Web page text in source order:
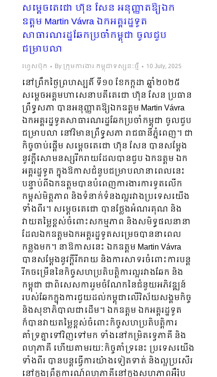
សម្ដេចតេជោ ហ៊ុន សែន អនុញ្ញាតឱ្យឯក
ឧត្តម Martin Vávra ឯកអគ្គរដ្ឋទូត
សាធារណរដ្ឋឆែកប្រចាំកម្ពុជា ចូលជួប
ជម្រាបលា
ហ្វេសប៊ុក By ក្រុមការងារ កម្ពុជាទស្សនៈថ្មី 10 July, 2025
នៅព្រឹកថ្ងៃព្រហស្បតិ៍ ទី១០ ខែកក្កដា ឆ្នាំ២០២៥
សម្ដេចអគ្គមហាសេនាបតីតេជោ ហ៊ុន សែន ប្រធាន
ព្រឹទ្ធសភា បានអនុញ្ញាតឱ្យឯកឧត្តម Martin Vávra
ឯកអគ្គរដ្ឋទូតសាធារណរដ្ឋឆែកប្រចាំកម្ពុជា ចូលជួប
ជម្រាបលា នៅវិមានព្រឹទ្ធសភា រាជធានីភ្នំពេញ។ ជា
កិច្ចចាប់ផ្តើម សម្ដេចតេជោ ហ៊ុន សែន បានសម្តែង
នូវក្តីសោមនស្សរីករាយដែលបានជួប ឯកឧត្តម ឯក
អគ្គរដ្ឋទូត ក្នុងឱកាសជំនួបជម្រាបលានាពេលនេះ
បន្ទាប់ពីឯកឧត្តមបានបំពេញការងារការទូតលើក
កម្ពស់មិត្តភាព និងទំនាក់ទំនងល្អរវាងប្រទេសយើង
ទាំងពីរ។ សម្តេចតេជោ បានថ្លែងអំណរគុណ និង
វាយតម្លៃខ្ពស់ចំពោះសកម្មភាព និងសមិទ្ធផលនានា
ដែលឯកឧត្តមឯកអគ្គរដ្ឋទូតសម្រេចបាននាពេល
កន្លងមក។ នាឱកាសនេះ ឯកឧត្តម Martin Vávra
បានសម្តែងនូវក្តីរីករាយ និងការសាទរចំពោះការបន្ត
រីកចម្រើននៃកិច្ចសហប្រតិបត្តិការល្អរវាងឆែក និង
កម្ពុជា ជាពិសេសការរួមចំណែកនៃជំនួយអភិវឌ្ឍន៍
របស់ឆែកក្នុងការជួយដល់កម្ពុជាលើវិស័យសង្គមកិច្ច
និងសុខាភិបាលជាដើម។ ឯកឧត្តម ឯកអគ្គរដ្ឋទូត
ក៏បានវាយតម្លៃខ្ពស់ចំពោះកិច្ចសហប្រតិបត្តិការ
គាំទ្រគ្នាទៅវិញទៅមក ទាំងនៅកម្រិតទ្វេភាគី និង
ពហុភាគី ហើយតាមរយៈកិច្ចគាំទ្រនេះ ប្រទេសយើង
ទាំងពីរ បានបន្តធ្វើការយ៉ាងទៀតទាត់ និងល្អប្រសើរ
នៅក្នុងព្រឹត្តការណ៍ពហុភាគីនៅក្នុងសហភាពអឺរ៉ុប